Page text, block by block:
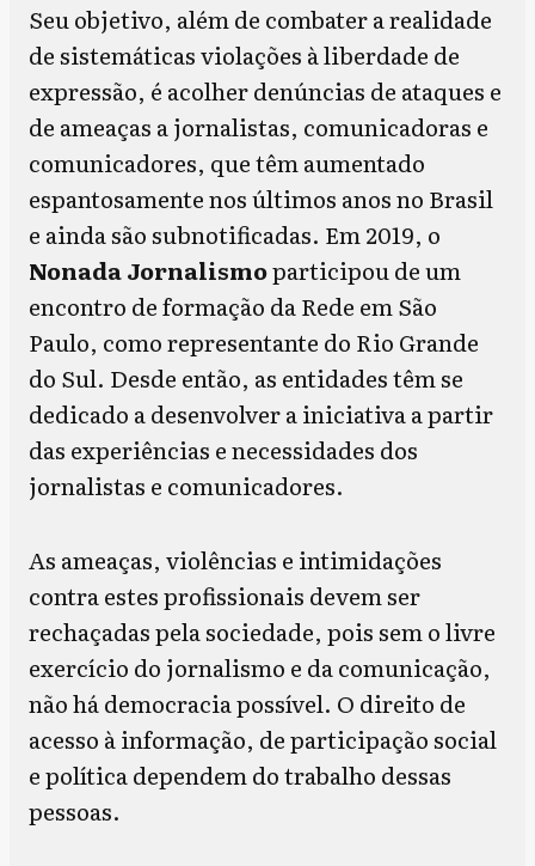
Seu objetivo, além de combater a realidade
de sistemáticas violações à liberdade de
expressão, é acolher denúncias de ataques e
de ameaças a jornalistas, comunicadoras e
comunicadores, que têm aumentado
espantosamente nos últimos anos no Brasil
e ainda são subnotificadas. Em 2019, o
Nonada Jornalismoparticipou de um
encontro de formação da Rede em São
Paulo, como representante do Rio Grande
do Sul. Desde então, as entidades têm se
dedicado a desenvolver a iniciativa a partir
das experiências e necessidades dos
jornalistas e comunicadores.
As ameaças, violências e intimidações
contra estes profissionais devem ser
rechaçadas pela sociedade, pois sem o livre
exercício do jornalismo e da comunicação,
não há democracia possível. O direito de
acesso à informação, de participação social
e política dependem do trabalho dessas
pessoas.